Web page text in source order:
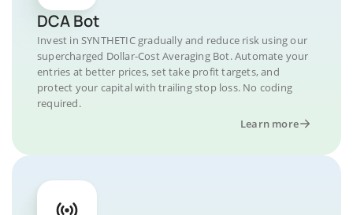
DCA Bot
Invest in SYNTHETIC gradually and reduce risk using our
supercharged Dollar-Cost Averaging Bot. Automate your
entries at better prices, set take profit targets, and
protect your capital with trailing stop loss. No coding
required.
Learn more